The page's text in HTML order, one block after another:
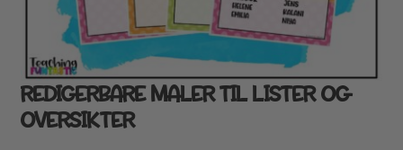
REDIGERBARE MALER TIL LISTER OG
OVERSIKTER